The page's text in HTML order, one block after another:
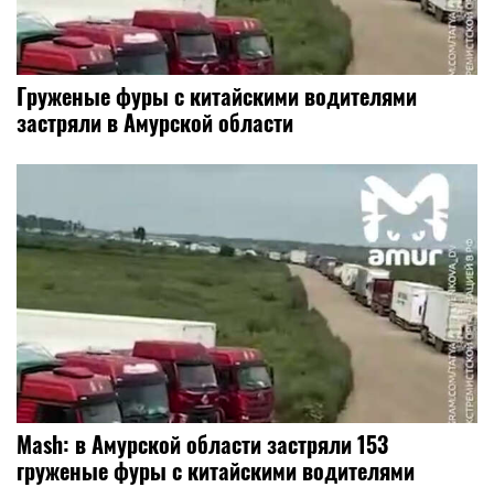
Груженые фуры с китайскими водителями
застряли в Амурской области
Mash: в Амурской области застряли 153
груженые фуры с китайскими водителями